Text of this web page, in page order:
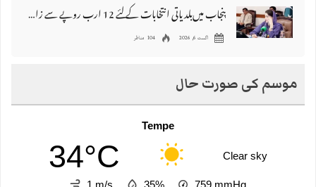
پنجاب میں‌بلدیاتی انتخابات کے لئے 12 ارب روپے سے زائد مختص کرنے کی منظوری
اگست 6, 2026 104 مناظر
موسم کی صورت حال
Tempe
34°C Clear sky